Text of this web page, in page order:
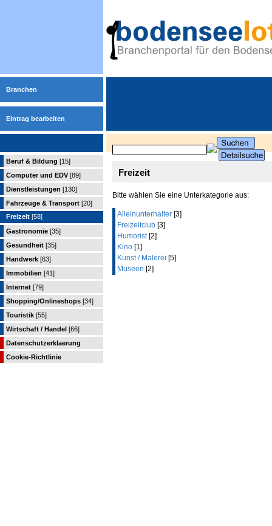
Branchen
Eintrag bearbeiten
Beruf & Bildung [15]
Computer und EDV [89]
Dienstleistungen [130]
Fahrzeuge & Transport [20]
Freizeit [58]
Gastronomie [35]
Gesundheit [35]
Handwerk [63]
Immobilien [41]
Internet [79]
Shopping/Onlineshops [34]
Touristik [55]
Wirtschaft / Handel [66]
Datenschutzerklaerung
Cookie-Richtlinie
Freizeit
Bitte wählen Sie eine Unterkategorie aus:
Alleinunterhalter [3]
Freizeitclub [3]
Humorist[2]
Kino [1]
Kunst / Malerei [5]
Museen [2]